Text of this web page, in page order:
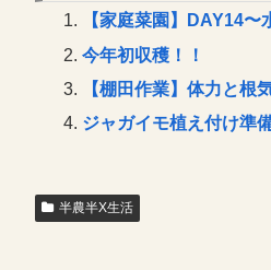
【家庭菜園】DAY14〜
今年初収穫！！
【棚田作業】体力と根
ジャガイモ植え付け準
半農半X生活